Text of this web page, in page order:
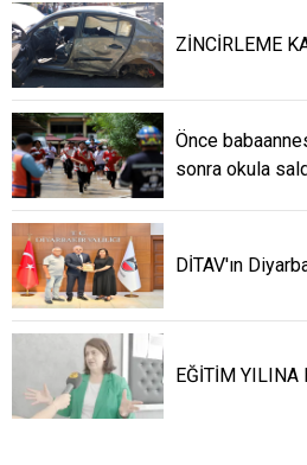
ZİNCİRLEME
Önce
sonra okula
DİTAV'ın
EĞİTİM YILINA